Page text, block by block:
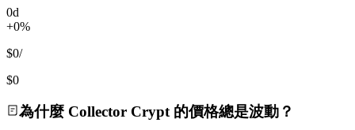
0d
+0%
$0/
$0
為什麼 Collector Crypt 的價格總是波動？